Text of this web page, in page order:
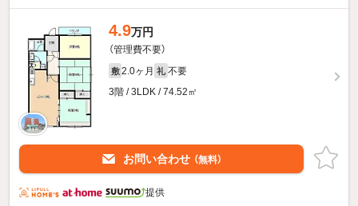
4.9万円
（管理費不要）
敷 2.0ヶ月 礼 不要
3階 / 3LDK / 74.52㎡
お問い合わせ （無料）
提供